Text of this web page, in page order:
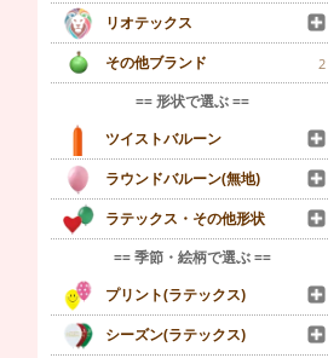
リオテックス
その他ブランド
2
== 形状で選ぶ ==
ツイストバルーン
ラウンドバルーン(無地)
ラテックス・その他形状
== 季節・絵柄で選ぶ ==
プリント(ラテックス)
シーズン(ラテックス)